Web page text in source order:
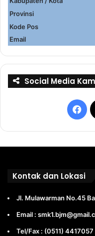
Provinsi
Kode Pos
Email
Social Media
Kontak dan Lokasi
Jl. Mulawarman No.45
Email :
Tel/Fax : (0511) 4417057